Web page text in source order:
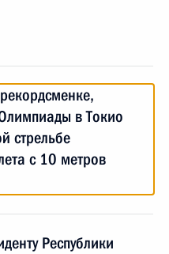
в Токио
стрельбе
с 10 метров
Республики